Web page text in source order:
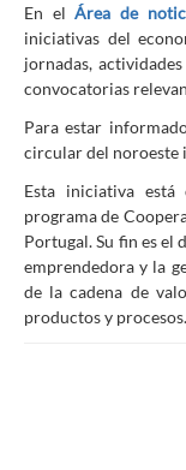
En elÁrea de
iniciativas del
jornadas,
convocatorias
Para estar
circular del noroeste
Esta iniciativa
programa de
Portugal. Su fin es
emprendedora y la
de la cadena de
productos y procesos.